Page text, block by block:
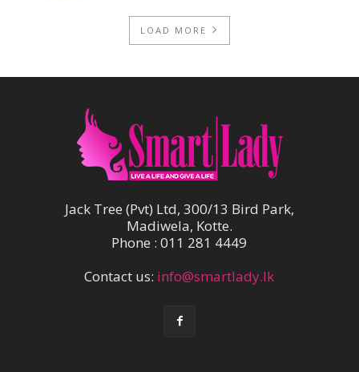
LOAD MORE
Jack Tree (Pvt) Ltd, 300/13 Bird Park,
Madiwela, Kotte.
Phone : 011 281 4449
Contact us: info@smartlady.lk